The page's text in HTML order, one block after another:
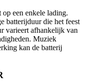
een enkele lading.
batterijduur die het feest
varieert afhankelijk van
Muziek
kan de batterij